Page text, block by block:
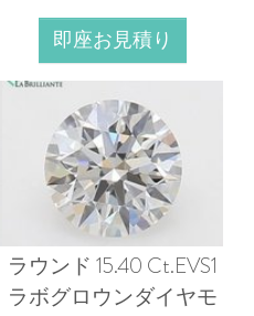
即座お見積り
ラウンド 15.40 Ct.EVS1
ラボグロウンダイヤモ